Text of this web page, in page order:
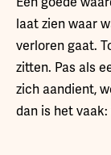
laat zien waar
verloren gaat.
zitten. Pas als
zich aandient,
dan is het